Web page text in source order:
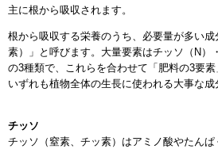
主に根から吸収されます。
根から吸収する栄養のうち、必要量が多い
素）」と呼びます。大量要素はチッソ（N）
の3種類で、これらを合わせて「肥料の3要素
いずれも植物全体の生長に使われる大事な成
チッソ
チッソ（窒素、チッ素）はアミノ酸やたん